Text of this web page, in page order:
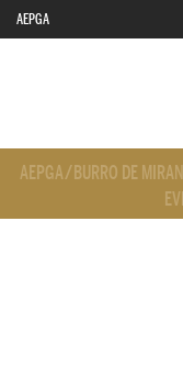
AEPGA
AEPGA/ BURRO DE